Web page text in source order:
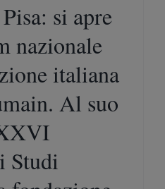
si apre
nazionale
italiana
Al suo
Studi